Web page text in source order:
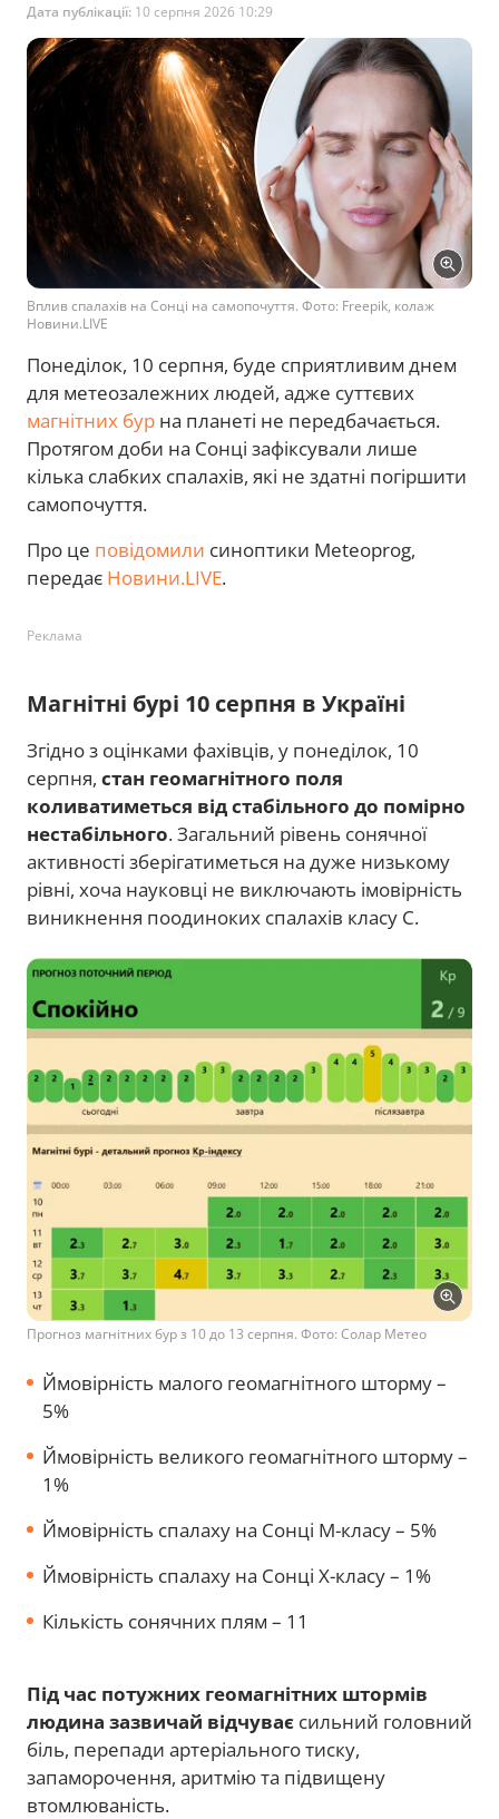
Дата публікації: 10 серпня 2026 10:29
Вплив спалахів на Сонці на самопочуття. Фото: Freepik, колаж
Новини.LIVE
Понеділок, 10 серпня, буде сприятливим днем
для метеозалежних людей, адже суттєвих
магнітних бур на планеті не передбачається.
Протягом доби на Сонці зафіксували лише
кілька слабких спалахів, які не здатні погіршити
самопочуття.
Про це повідомили синоптики Meteoprog,
передає Новини.LIVE.
Реклама
Магнітні бурі 10 серпня в Україні
Згідно з оцінками фахівців, у понеділок, 10
серпня, стан геомагнітного поля
коливатиметься від стабільного до помірно
нестабільного. Загальний рівень сонячної
активності зберігатиметься на дуже низькому
рівні, хоча науковці не виключають імовірність
виникнення поодиноких спалахів класу С.
Прогноз магнітних бур з 10 до 13 серпня. Фото: Солар Метео
Ймовірність малого геомагнітного шторму –
5%
Ймовірність великого геомагнітного шторму –
1%
Ймовірність спалаху на Сонці М-класу – 5%
Ймовірність спалаху на Сонці Х-класу – 1%
Кількість сонячних плям – 11
Під час потужних геомагнітних штормів
людина зазвичай відчуває сильний головний
біль, перепади артеріального тиску,
запаморочення, аритмію та підвищену
втомлюваність.